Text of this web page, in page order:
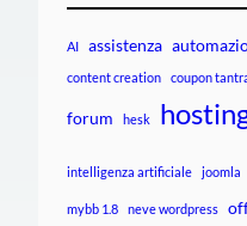
AI assistenza
content creation
coupon
forum hesk
intelligenza artificiale joomla
mybb 1.8 neve wordpress